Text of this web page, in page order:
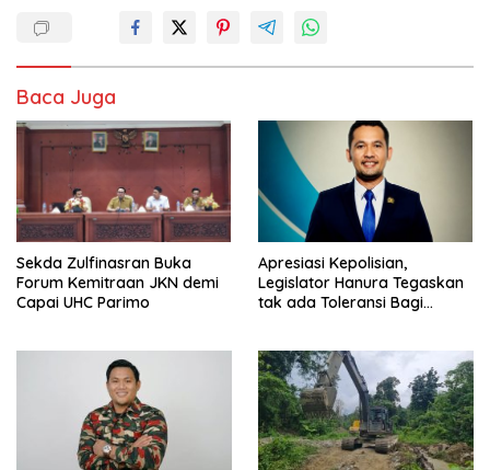
Baca Juga
Sekda Zulfinasran Buka
Forum Kemitraan JKN demi
Capai UHC Parimo
Apresiasi Kepolisian,
Legislator Hanura Tegaskan
tak ada Toleransi Bagi